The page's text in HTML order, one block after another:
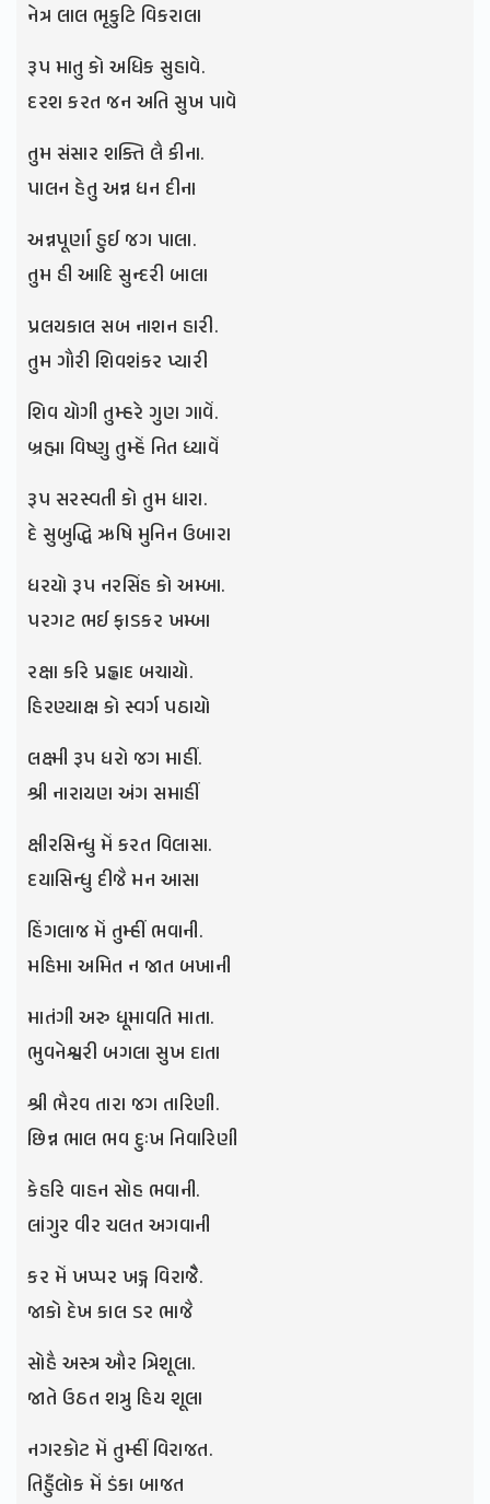
નેત્ર લાલ ભૃકુટિ વિકરાલા
રૂપ માતુ કો અધિક સુહાવે.
દરશ કરત જન અતિ સુખ પાવે
તુમ સંસાર શક્તિ લૈ કીના.
પાલન હેતુ અન્ન ધન દીના
અન્નપૂર્ણા હુઈ જગ પાલા.
તુમ હી આદિ સુન્દરી બાલા
પ્રલયકાલ સબ નાશન હારી.
તુમ ગૌરી શિવશંકર પ્યારી
શિવ યોગી તુમ્હરે ગુણ ગાવેં.
બ્રહ્મા વિષ્ણુ તુમ્હેં નિત ધ્યાવેં
રૂપ સરસ્વતી કો તુમ ધારા.
દે સુબુદ્ધિ ઋષિ મુનિન ઉબારા
ધરયો રૂપ નરસિંહ કો અમ્બા.
પરગટ ભઈ ફાડકર ખમ્બા
રક્ષા કરિ પ્રહ્લાદ બચાયો.
હિરણ્યાક્ષ કો સ્વર્ગ પઠાયો
લક્ષ્મી રૂપ ધરો જગ માહીં.
શ્રી નારાયણ અંગ સમાહીં
ક્ષીરસિન્ધુ મેં કરત વિલાસા.
દયાસિન્ધુ દીજૈ મન આસા
હિંગલાજ મેં તુમ્હીં ભવાની.
મહિમા અમિત ન જાત બખાની
માતંગી અરુ ધૂમાવતિ માતા.
ભુવનેશ્વરી બગલા સુખ દાતા
શ્રી ભૈરવ તારા જગ તારિણી.
છિન્ન ભાલ ભવ દુઃખ નિવારિણી
કેહરિ વાહન સોહ ભવાની.
લાંગુર વીર ચલત અગવાની
કર મેં ખપ્પર ખડ્ગ વિરાજૈે.
જાકો દેખ કાલ ડર ભાજૈ
સોહૈ અસ્ત્ર ઔર ત્રિશૂલા.
જાતે ઉઠત શત્રુ હિય શૂલા
નગરકોટ મેં તુમ્હીં વિરાજત.
તિહુઁલોક મેં ડંકા બાજત